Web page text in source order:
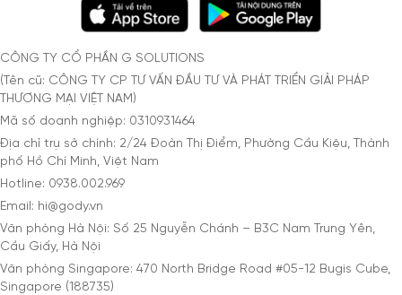
CÔNG TY CỔ PHẦN G SOLUTIONS
(Tên cũ: CÔNG TY CP TƯ VẤN ĐẦU TƯ VÀ PHÁT TRIỂN GIẢI PHÁP
THƯƠNG MẠI VIỆT NAM)
Mã số doanh nghiệp: 0310931464
Địa chỉ trụ sở chính: 2/24 Đoàn Thị Điểm, Phường Cầu Kiệu, Thành
phố Hồ Chí Minh, Việt Nam
Hotline: 0938.002.969
Email: hi@gody.vn
Văn phòng Hà Nội: Số 25 Nguyễn Chánh – B3C Nam Trung Yên,
Cầu Giấy, Hà Nội
Văn phòng Singapore: 470 North Bridge Road #05-12 Bugis Cube,
Singapore (188735)